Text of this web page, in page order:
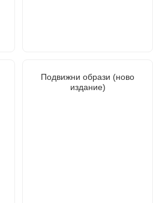
Подвижни образи (ново
издание)